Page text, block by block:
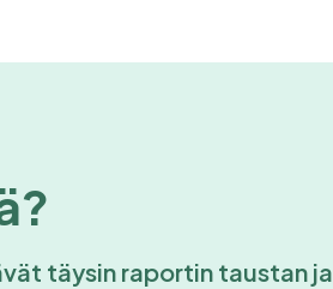
täysin raportin taustan ja